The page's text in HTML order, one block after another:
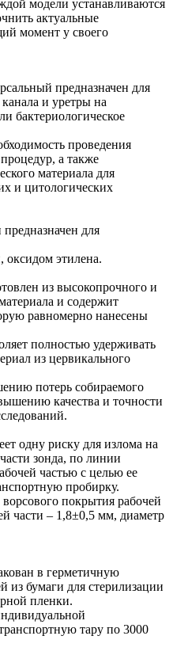
модели устанавливаются
актуальные
момент у своего
предназначен для
и уретры на
бактериологическое
проведения
а также
материала для
и цитологических
для
оксидом этилена.
из высокопрочного и
и содержит
равномерно нанесены
полностью удерживать
из цервикального
потерь собираемого
качества и точности
одну риску для излома на
зонда, по линии
частью с целью ее
пробирку.
покрытия рабочей
части – 1,8±0,5 мм, диаметр
в герметичную
из бумаги для стерилизации
пленки.
тару по 3000